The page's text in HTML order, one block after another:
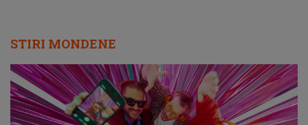
STIRI MONDENE